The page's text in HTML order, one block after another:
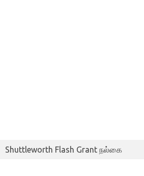
Shuttleworth Flash Grant நல்கை